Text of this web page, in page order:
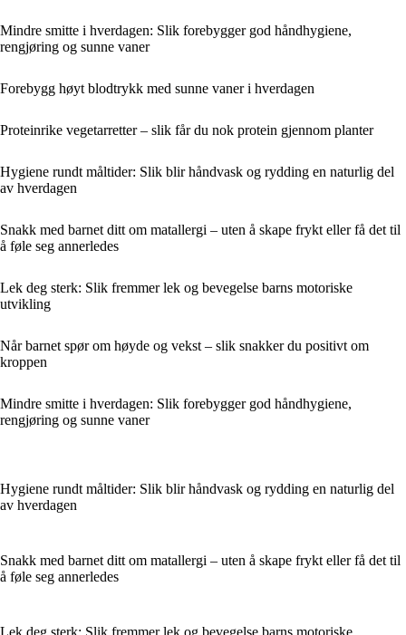
Mindre smitte i hverdagen: Slik forebygger god håndhygiene,
rengjøring og sunne vaner
Forebygg høyt blodtrykk med sunne vaner i hverdagen
Proteinrike vegetarretter – slik får du nok protein gjennom planter
Hygiene rundt måltider: Slik blir håndvask og rydding en naturlig del
av hverdagen
Snakk med barnet ditt om matallergi – uten å skape frykt eller få det til
å føle seg annerledes
Lek deg sterk: Slik fremmer lek og bevegelse barns motoriske
utvikling
Når barnet spør om høyde og vekst – slik snakker du positivt om
kroppen
Mindre smitte i hverdagen: Slik forebygger god håndhygiene,
rengjøring og sunne vaner
Hygiene rundt måltider: Slik blir håndvask og rydding en naturlig del
av hverdagen
Snakk med barnet ditt om matallergi – uten å skape frykt eller få det til
å føle seg annerledes
Lek deg sterk: Slik fremmer lek og bevegelse barns motoriske